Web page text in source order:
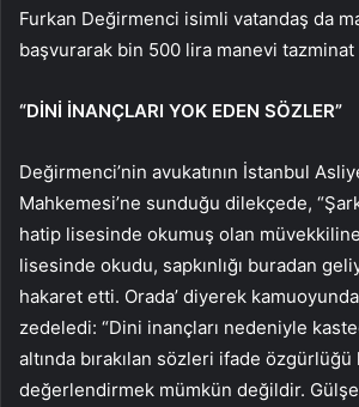
Furkan Değirmenci isimli vatandaş da
başvurarak bin 500 lira manevi tazminat
“DİNİ İNANÇLARI YOK EDEN SÖZLER”
Değirmenci’nin avukatının İstanbul
Mahkemesi’ne sunduğu dilekçede,
hatip lisesinde okumuş olan
lisesinde okudu, sapkınlığı buradan
hakaret etti. Orada’ diyerek
zedeledi: “Dini inançları nedeniyle
altında bırakılan sözleri ifade özgürlüğü
değerlendirmek mümkün değildir.